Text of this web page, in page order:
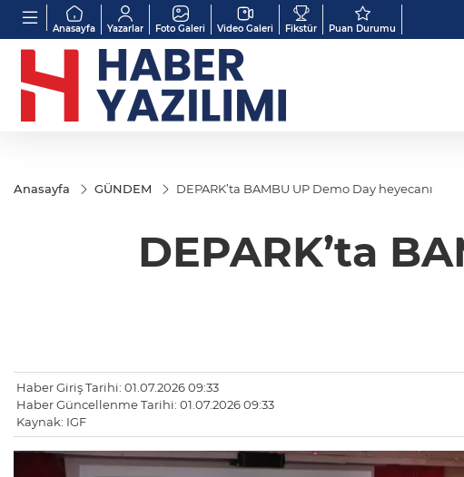
Anasayfa Yazarlar Foto Galeri Video Galeri Fikstür Puan Durumu
Anasayfa GÜNDEM DEPARK’ta BAMBU UP Demo Day heyecanı
DEPARK’ta
Haber Giriş Tarihi: 01.07.2026 09:33
Haber Güncellenme Tarihi: 01.07.2026 09:33
Kaynak: IGF